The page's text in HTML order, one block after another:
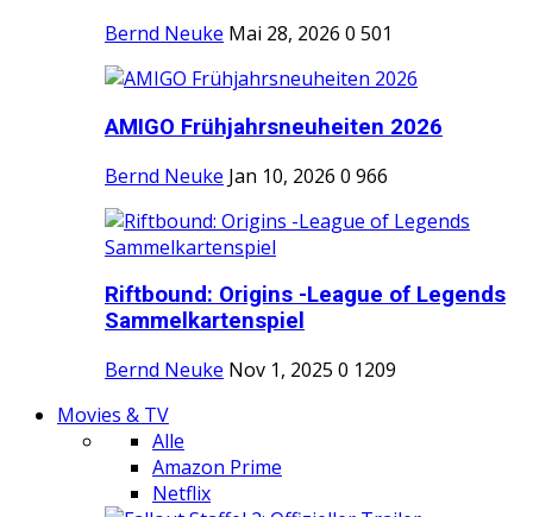
Bernd Neuke Mai 28, 2026 0 501
AMIGO Frühjahrsneuheiten 2026
Bernd Neuke Jan 10, 2026 0 966
Riftbound: Origins -League of Legends
Sammelkartenspiel
Bernd Neuke Nov 1, 2025 0 1209
Movies & TV
Alle
Amazon Prime
Netflix